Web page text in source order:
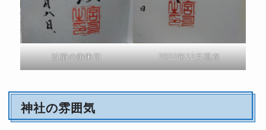
以前の御朱印 2022年12月現在
神社の雰囲気